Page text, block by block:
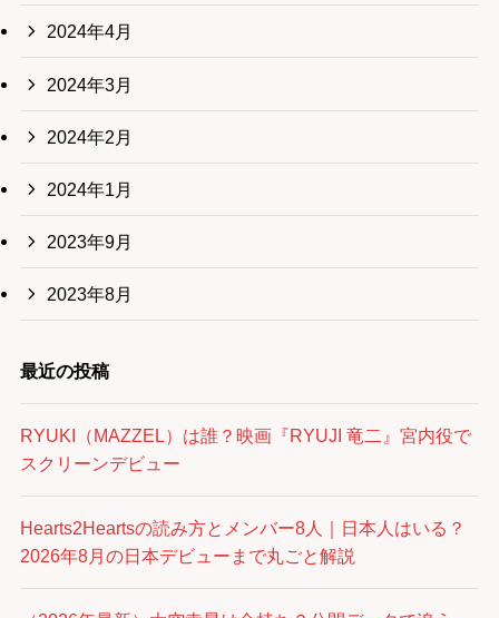
2024年4月
2024年3月
2024年2月
2024年1月
2023年9月
2023年8月
最近の投稿
RYUKI（MAZZEL）は誰？映画『RYUJI 竜二』宮内役で
スクリーンデビュー
Hearts2Heartsの読み方とメンバー8人｜日本人はいる？
2026年8月の日本デビューまで丸ごと解説